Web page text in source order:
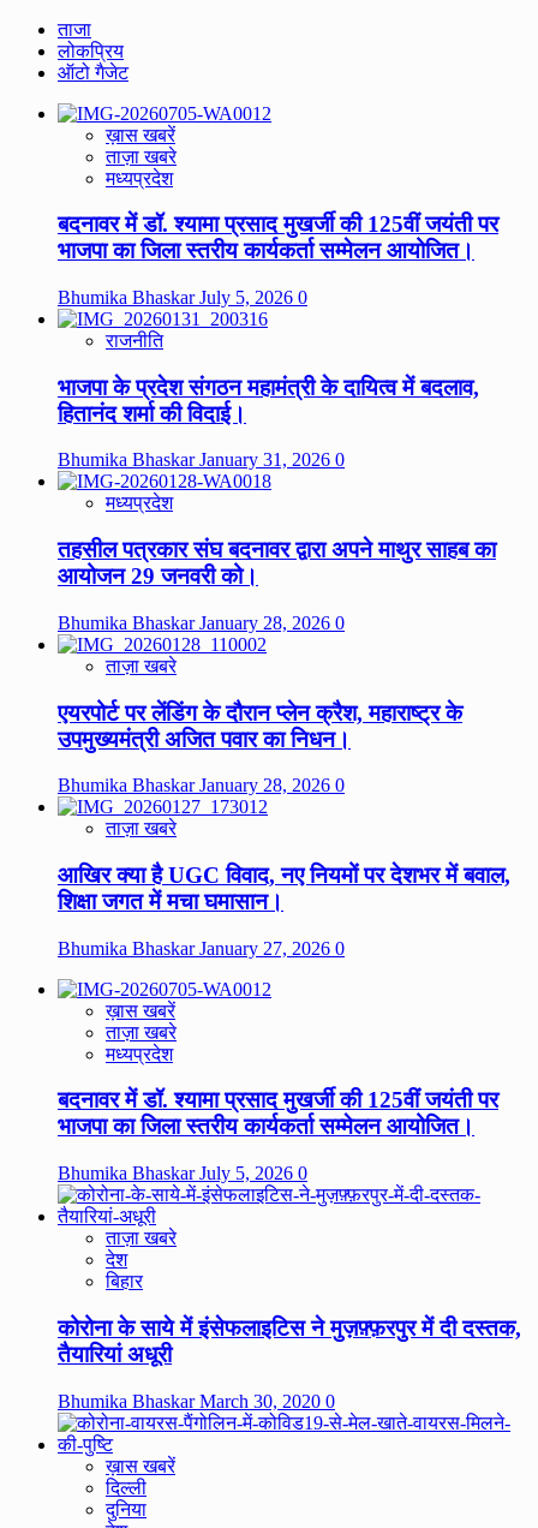
ताजा
लोकप्रिय
ऑटो गैजेट
ख़ास खबरें
ताज़ा खबरे
मध्यप्रदेश
बदनावर में डॉ. श्यामा प्रसाद मुखर्जी की 125वीं जयंती पर
भाजपा का जिला स्तरीय कार्यकर्ता सम्मेलन आयोजित।
Bhumika BhaskarJuly 5, 2026 0
राजनीति
भाजपा के प्रदेश संगठन महामंत्री के दायित्व में बदलाव,
हितानंद शर्मा की विदाई।
Bhumika BhaskarJanuary 31, 2026 0
मध्यप्रदेश
तहसील पत्रकार संघ बदनावर द्वारा अपने माथुर साहब का
आयोजन 29 जनवरी को।
Bhumika BhaskarJanuary 28, 2026 0
ताज़ा खबरे
एयरपोर्ट पर लेंडिंग के दौरान प्लेन क्रैश, महाराष्ट्र के
उपमुख्यमंत्री अजित पवार का निधन।
Bhumika BhaskarJanuary 28, 2026 0
ताज़ा खबरे
आखिर क्या है UGC विवाद, नए नियमों पर देशभर में बवाल,
शिक्षा जगत में मचा घमासान।
Bhumika BhaskarJanuary 27, 2026 0
ख़ास खबरें
ताज़ा खबरे
मध्यप्रदेश
बदनावर में डॉ. श्यामा प्रसाद मुखर्जी की 125वीं जयंती पर
भाजपा का जिला स्तरीय कार्यकर्ता सम्मेलन आयोजित।
Bhumika BhaskarJuly 5, 2026 0
ताज़ा खबरे
देश
बिहार
कोरोना के साये में इंसेफलाइटिस ने मुज़फ़्फ़रपुर में दी दस्तक,
तैयारियां अधूरी
Bhumika BhaskarMarch 30, 2020 0
ख़ास खबरें
दिल्ली
दुनिया